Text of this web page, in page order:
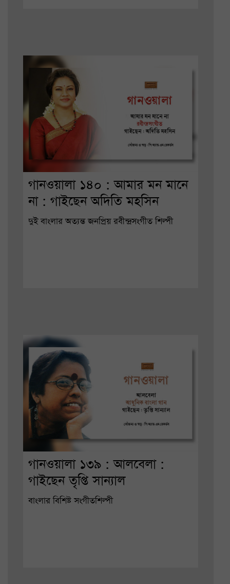
গানওয়ালা ১৪০ : আমার মন মানে
না : গাইছেন অদিতি মহসিন
দুই বাংলার অত্যন্ত জনপ্রিয় রবীন্দ্রসংগীত শিল্পী
গানওয়ালা ১৩৯ : আলবেলা :
গাইছেন তৃপ্তি সান্যাল
বাংলার বিশিষ্ট সংগীতশিল্পী